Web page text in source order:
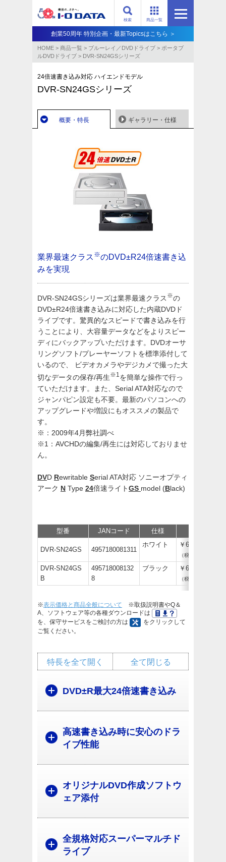
商品一覧
検索
創業50周年 特別企画・最新Topicsはこちら ＞
HOME > 商品一覧 > ブルーレイ／DVDドライブ > ポータブ
ルDVDドライブ > DVR-SN24GSシリーズ
24倍速書き込み対応 ハイエンドモデル
DVR-SN24GSシリーズ
概要・特長 ギャラリー・仕様
業界最速クラス ※のDVD±R24倍速書き込
みを実現
DVR-SN24GSシリーズは業界最速クラス ※の
DVD±R24倍速書き込みに対応した内蔵DVDド
ライブです。驚異的なスピードで書き込みを行
うことにより、大容量データなどをよりスピー
ディにバックアップいただけます。DVDオーサ
リングソフト/プレーヤーソフトを標準添付して
いるので、 ビデオカメラやデジカメで撮った大
切なデータの保存/再生※1 を簡単な操作で行っ
ていただけます。また、Serial ATA対応なので
ジャンパピン設定も不要。最新のパソコンへの
アップグレードや増設にもオススメの製品で
す。
※：2009年4月弊社調べ
※1：AVCHDの編集/再生には対応しておりませ
ん。
DVD Rewritable Serial ATA対応 ソニーオプティ
アーク N Type 24倍速ライトGS model (Black)
型番 JANコード 仕様
DVR-SN24GS 4957180081311
ホワイト ￥6,380
（税抜￥5,800）
DVR-SN24GS
B
495718008132
8
ブラック ￥6,380
（税抜￥5,800）
※表示価格と商品全般について ※取扱説明書やQ＆
A、ソフトウェア等の各種ダウンロードは
を、保守サービスをご検討の方は
をクリックして
ご覧ください。
全て閉じる
特長を全て開く
DVD±R最大24倍速書き込み
高速書き込み時に安心のドラ
イブ性能
オリジナルDVD作成ソフトウ
ェア添付
全規格対応スーパーマルチド
ライブ